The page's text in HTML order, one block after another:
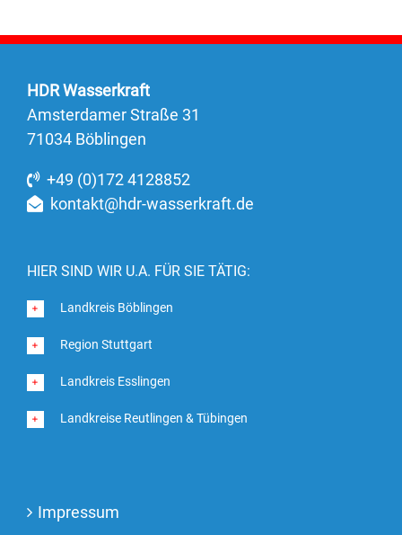
HDR Wasserkraft
Amsterdamer Straße 31
71034 Böblingen
+49 (0)172 4128852
kontakt@hdr-wasserkraft.de
HIER SIND WIR U.A. FÜR SIE TÄTIG:
Landkreis Böblingen
Region Stuttgart
Landkreis Esslingen
Landkreise Reutlingen & Tübingen
Impressum